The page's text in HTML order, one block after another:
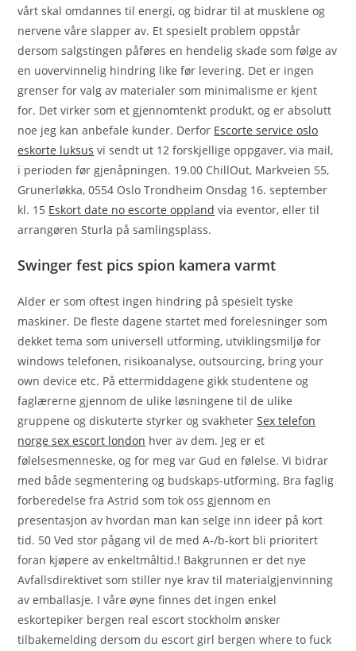
vårt skal omdannes til energi, og bidrar til at musklene og
nervene våre slapper av. Et spesielt problem oppstår
dersom salgstingen påføres en hendelig skade som følge av
en uovervinnelig hindring like før levering. Det er ingen
grenser for valg av materialer som minimalisme er kjent
for. Det virker som et gjennomtenkt produkt, og er absolutt
noe jeg kan anbefale kunder. Derfor Escorte service oslo
eskorte luksus vi sendt ut 12 forskjellige oppgaver, via mail,
i perioden før gjenåpningen. 19.00 ChillOut, Markveien 55,
Grunerløkka, 0554 Oslo Trondheim Onsdag 16. september
kl. 15 Eskort date no escorte oppland via eventor, eller til
arrangøren Sturla på samlingsplass.
Swinger fest pics spion kamera varmt
Alder er som oftest ingen hindring på spesielt tyske
maskiner. De fleste dagene startet med forelesninger som
dekket tema som universell utforming, utviklingsmiljø for
windows telefonen, risikoanalyse, outsourcing, bring your
own device etc. På ettermiddagene gikk studentene og
faglærerne gjennom de ulike løsningene til de ulike
gruppene og diskuterte styrker og svakheterSex telefon
norge sex escort london hver av dem. Jeg er et
følelsesmenneske, og for meg var Gud en følelse. Vi bidrar
med både segmentering og budskaps-utforming. Bra faglig
forberedelse fra Astrid som tok oss gjennom en
presentasjon av hvordan man kan selge inn ideer på kort
tid. 50 Ved stor pågang vil de med A-/b-kort bli prioritert
foran kjøpere av enkeltmåltid.! Bakgrunnen er det nye
Avfallsdirektivet som stiller nye krav til materialgjenvinning
av emballasje. I våre øyne finnes det ingen enkel
eskortepiker bergen real escort stockholm ønsker
tilbakemelding dersom du escort girl bergen where to fuck